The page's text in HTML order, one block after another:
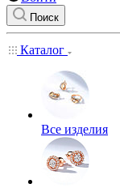
Поиск
Каталог
Все изделия